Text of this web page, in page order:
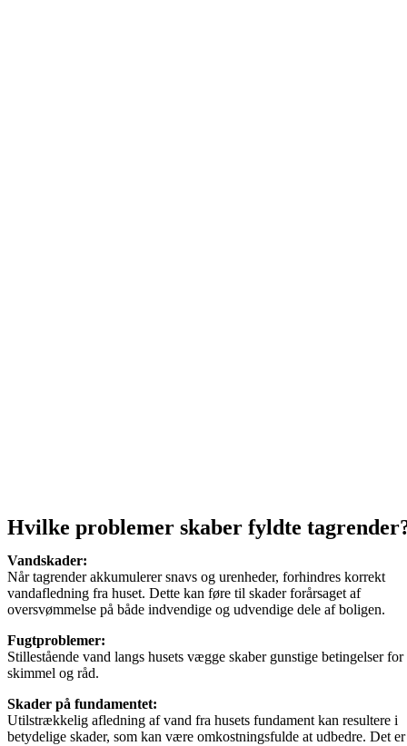
Hvilke problemer skaber fyldte
Vandskader:
Når tagrender akkumulerer snavs og urenheder, forhindres korrekt
vandafledning fra huset. Dette kan føre til skader forårsaget af
oversvømmelse på både indvendige og udvendige dele af boligen.
Fugtproblemer:
Stillestående vand langs husets vægge skaber gunstige betingelser for
skimmel og råd.
Skader på fundamentet:
Utilstrækkelig afledning af vand fra husets fundament kan resultere i
betydelige skader, som kan være omkostningsfulde at udbedre. Det er